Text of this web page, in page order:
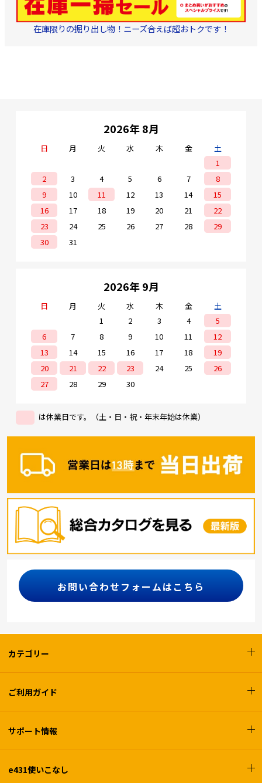
在庫限りの掘り出し物！ニーズ合えば超おトクです！
2026年 8月
日 月 火 水 木 金
土
1
2
3 4 5 6 7
8
9
10 11 12 13 14
15
16
17 18 19 20 21
22
23
24 25 26 27 28
29
30
31
2026年 9月
日 月 火 水 木 金
土
1
2 3 4
5
6
7 8 9 10 11
12
13
14 15 16 17 18
19
20
21 22 23 24 25
26
27
28 29 30
は休業日です。（土・日・祝・年末年始は休業）
お問い合わせフォームはこちら
カテゴリー
ご利用ガイド
サポート情報
e431使いこなし